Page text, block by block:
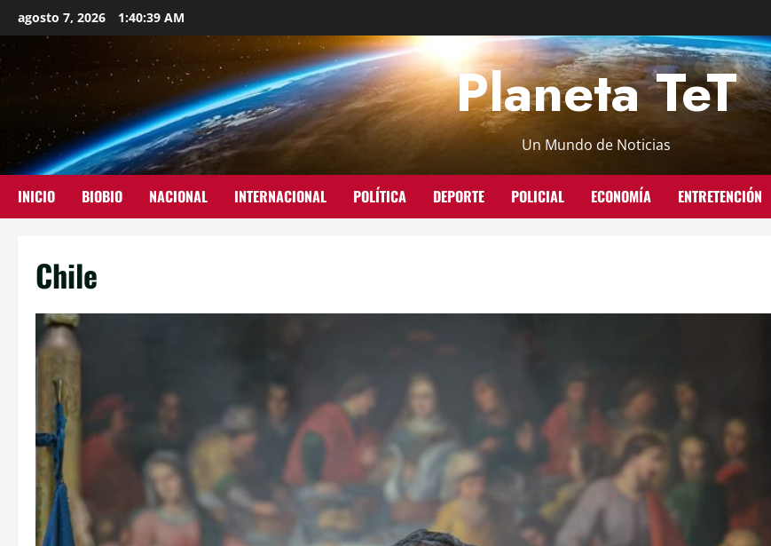
agosto 7, 2026 1:40:41 AM
Planeta TeT
Un Mundo de Noticias
INICIO BIOBIO NACIONAL INTERNACIONAL POLÍTICA DEPORTE POLICIAL ECONOMÍA ENTRETENCIÓN
Chile